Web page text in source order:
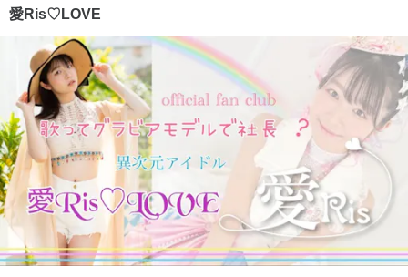
愛Ris♡LOVE